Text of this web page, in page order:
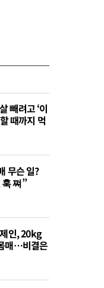
빼려고 ‘이
때까지 먹
무슨 일?
훅 쪄”
인, 20kg
매…비결은